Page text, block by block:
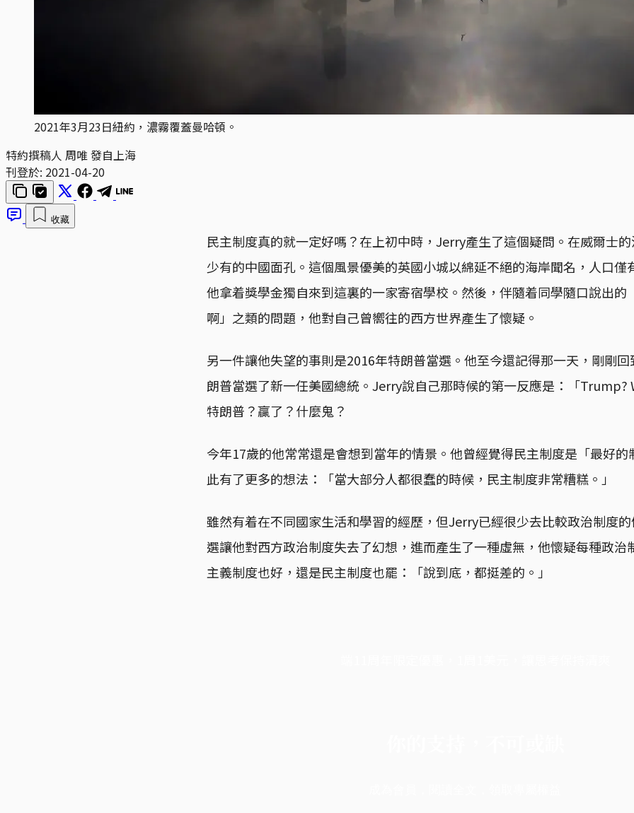
2021年3月23日紐約，濃霧覆蓋曼哈頓。
特約撰稿人 周唯 發自上海
刊登於: 2021-04-20
收藏
民主制度真的就一定好嗎？在上初中時，Jerry產生了這個疑問。在威爾士
少有的中國面孔。這個風景優美的英國小城以綿延不絕的海岸聞名，人口僅
他拿着獎學金獨自來到這裏的一家寄宿學校。然後，伴隨着同學隨口說出的
啊」之類的問題，他對自己曾嚮往的西方世界產生了懷疑。
另一件讓他失望的事則是2016年特朗普當選。他至今還記得那一天，剛剛
朗普當選了新一任美國總統。Jerry說自己那時候的第一反應是：「
特朗普？贏了？什麼鬼？
今年17歲的他常常還是會想到當年的情景。他曾經覺得民主制度是「最好
此有了更多的想法：「當大部分人都很蠢的時候，民主制度非常糟糕。」
雖然有着在不同國家生活和學習的經歷，但Jerry已經很少去比較政治制度
選讓他對西方政治制度失去了幻想，進而產生了一種虛無，他懷疑每種政
主義制度也好，還是民主制度也罷：「說到底，都挺差的。」